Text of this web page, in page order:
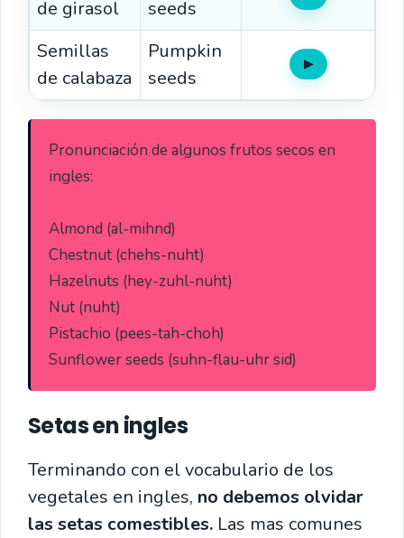
de girasol seeds
Semillas
de calabaza
Pumpkin
seeds
▶Oír
Pronunciación de algunos frutos secos en
ingles:
Almond (al-mihnd)
Chestnut (chehs-nuht)
Hazelnuts (hey-zuhl-nuht)
Nut (nuht)
Pistachio (pees-tah-choh)
Sunflower seeds (suhn-flau-uhr sid)
Setas en ingles
Terminando con el vocabulario de los
vegetales en ingles, no debemos olvidar
las setas comestibles. Las mas comunes